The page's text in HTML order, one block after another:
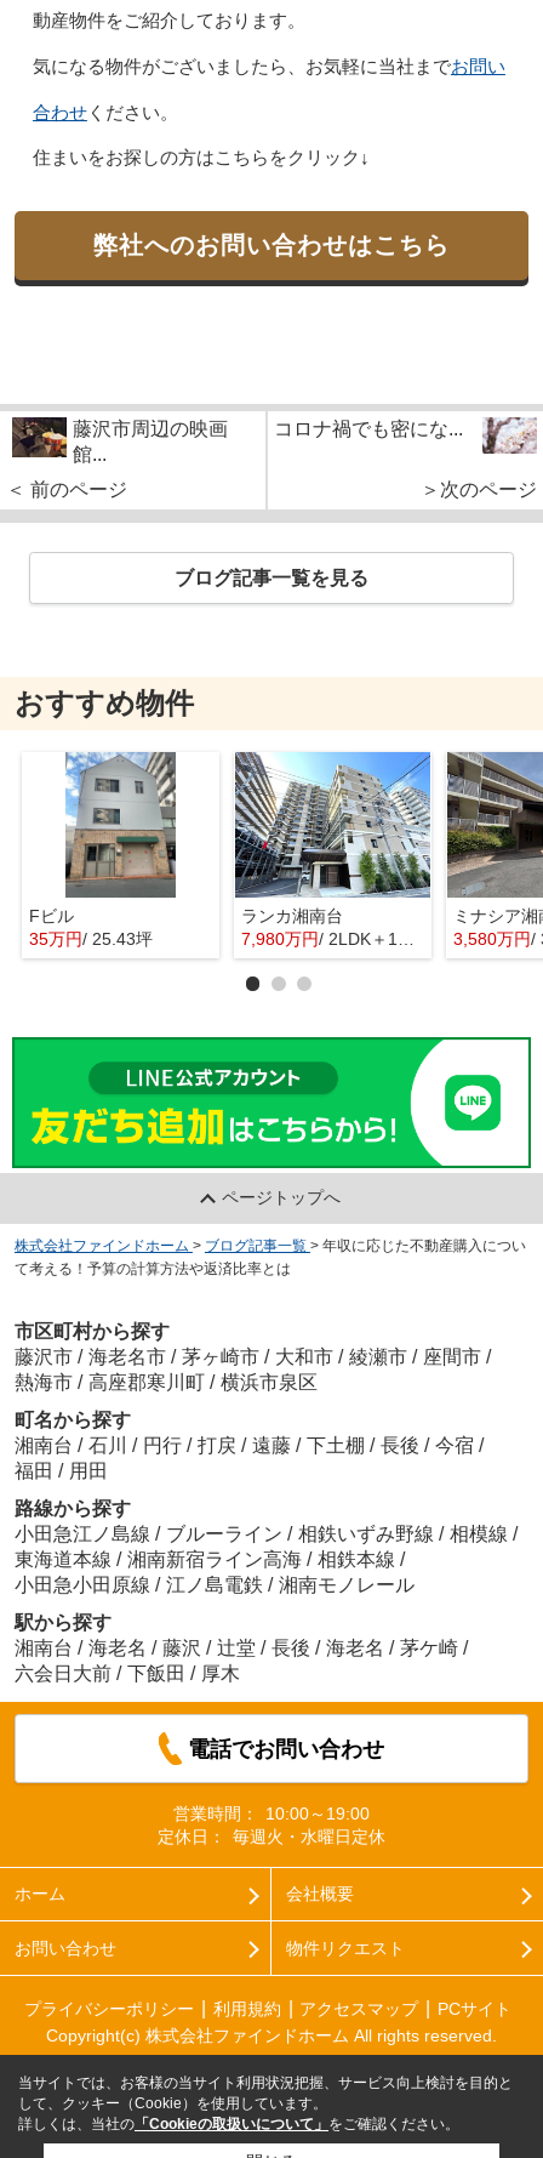
動産物件をご紹介しております。
気になる物件がございましたら、お気軽に当社までお問い
合わせください。
住まいをお探しの方はこちらをクリック↓
弊社へのお問い合わせはこちら
藤沢市周辺の映画
館...
＜ 前のページ
コロナ禍でも密にな...
＞次のページ
ブログ記事一覧を見る
おすすめ物件
Fビル
35万円/ 25.43坪
ランカ湘南台
7,980万円/ 2LDK＋1S(納戸) 3,580万円/
ページトップへ
株式会社ファインドホーム > ブログ記事一覧 > 年収に応じた不動産購入につい
て考える！予算の計算方法や返済比率とは
市区町村から探す
藤沢市 / 海老名市 / 茅ヶ崎市 / 大和市 / 綾瀬市 / 座間市 /
熱海市 / 高座郡寒川町 / 横浜市泉区
町名から探す
湘南台 / 石川 / 円行 / 打戻 / 遠藤 / 下土棚 / 長後 / 今宿 /
福田 / 用田
路線から探す
小田急江ノ島線 / ブルーライン / 相鉄いずみ野線 / 相模線 /
東海道本線 / 湘南新宿ライン高海 / 相鉄本線 /
小田急小田原線 / 江ノ島電鉄 / 湘南モノレール
駅から探す
湘南台 / 海老名 / 藤沢 / 辻堂 / 長後 / 海老名 / 茅ケ崎 /
六会日大前 / 下飯田 / 厚木
電話でお問い合わせ
営業時間：
10:00～19:00
定休日：
毎週火・水曜日定休
ホーム 会社概要
お問い合わせ 物件リクエスト
プライバシーポリシー 利用規約 アクセスマップ
PCサイト
Copyright(c) 株式会社ファインドホーム All rights reserved.
当サイトでは、お客様の当サイト利用状況把握、サービス向上検討を目的と
して、クッキー（Cookie）を使用しています。
詳しくは、当社の 「Cookieの取扱いについて」 をご確認ください。